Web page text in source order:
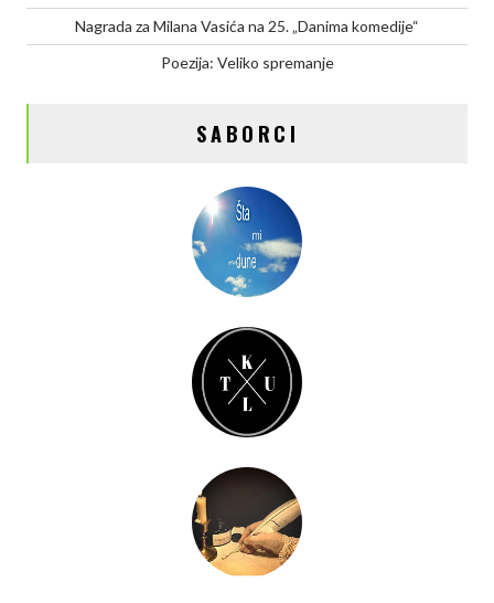
Nagrada za Milana Vasića na 25. „Danima komedije“
Poezija: Veliko spremanje
SABORCI